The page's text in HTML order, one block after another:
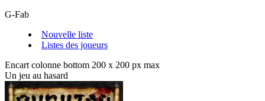
G-Fab
Nouvelle liste
Listes des joueurs
Encart colonne bottom 200 x 200 px max
Un jeu au hasard